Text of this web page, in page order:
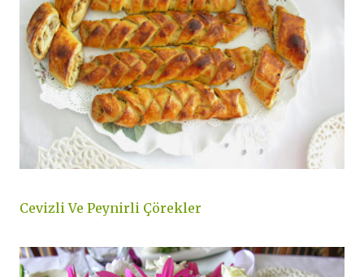
Cevizli Ve Peynirli Çörekler